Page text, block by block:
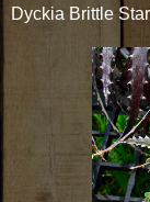
Dyckia Brittle